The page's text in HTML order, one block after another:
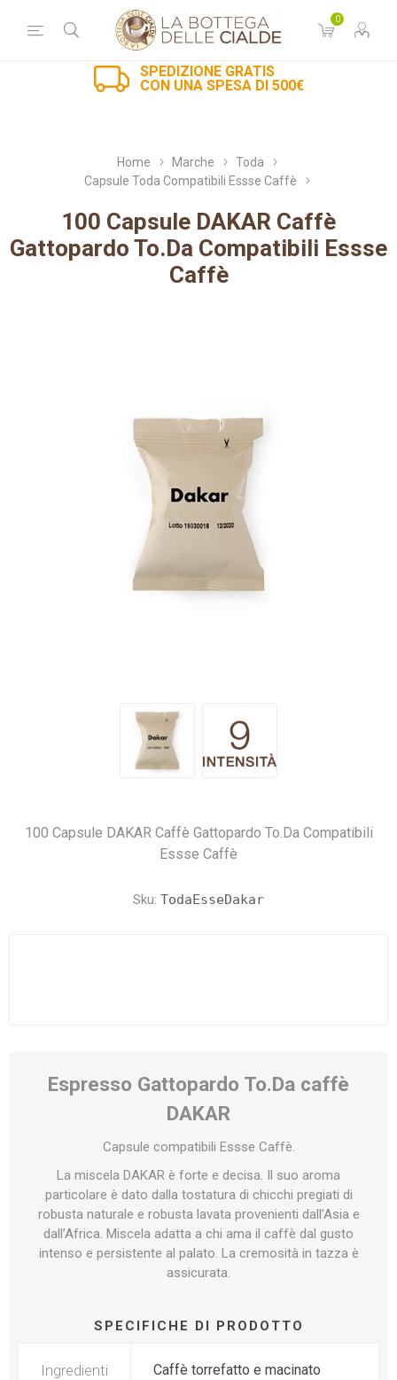
0
SPEDIZIONE GRATIS
CON UNA SPESA DI 500€
Home Marche
Toda
Capsule Toda Compatibili Essse Caffè
100 Capsule DAKAR Caffè
Gattopardo To.Da Compatibili Essse
Caffè
100 Capsule DAKAR Caffè Gattopardo To.Da Compatibili
Essse Caffè
Sku: TodaEsseDakar
Espresso Gattopardo To.Da caffè
DAKAR
Capsule compatibili Essse Caffè.
La miscela DAKAR è forte e decisa. Il suo aroma
particolare è dato dalla tostatura di chicchi pregiati di
robusta naturale e robusta lavata provenienti dall’Asia e
dall’Africa. Miscela adatta a chi ama il caffè dal gusto
intenso e persistente al palato. La cremosità in tazza è
assicurata.
SPECIFICHE DI PRODOTTO
Ingredienti Caffè torrefatto e macinato